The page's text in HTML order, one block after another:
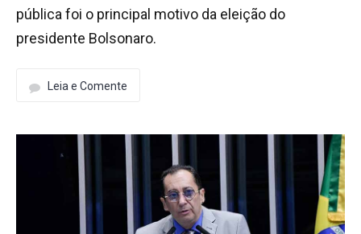
pública foi o principal motivo da eleição do
presidente Bolsonaro.
Leia e Comente